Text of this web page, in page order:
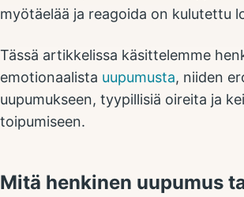
myötäelää ja reagoida on kulutettu
Tässä artikkelissa käsittelemme
emotionaalista uupumusta, niiden
uupumukseen, tyypillisiä oireita ja
toipumiseen.
Mitä henkinen uupumus